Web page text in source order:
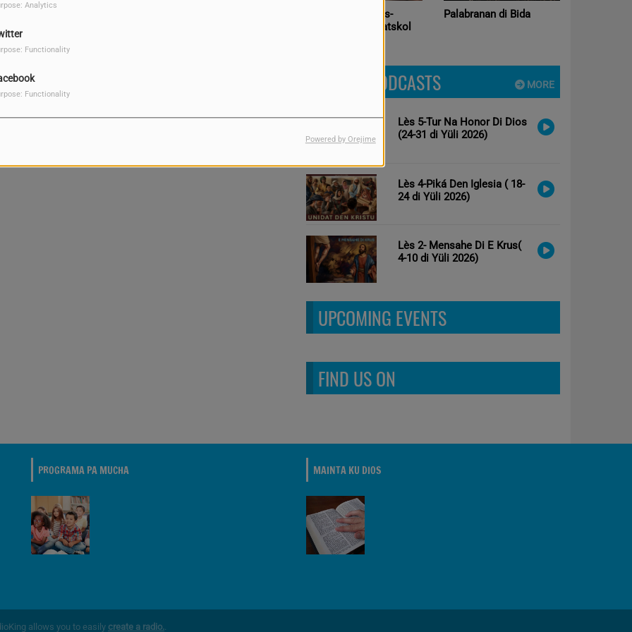
Analytics
Functionality
Functionality
Powered by Orejime
pa un aparente pas, pero beibel ta bisa ku destrukshon
lado abo ta awe? Bo a propone pa biba pa Hesus i
di su pas enbes di e pas falsu di mundu?
Loke a keda atras-
Repaso Les Sabatskol
Palabranan di Bida
MORE
LATEST PODCASTS
Lès 5-Tur Na Honor Di Dios
(24-31 di Yüli 2026)
Lès 4-Piká Den Iglesia ( 18-
24 di Yüli 2026)
Lès 2- Mensahe Di E Krus(
4-10 di Yüli 2026)
UPCOMING EVENTS
FIND US ON
PROGRAMA PA MUCHA MAINTA KU DIOS
allows you to easily create a radio..